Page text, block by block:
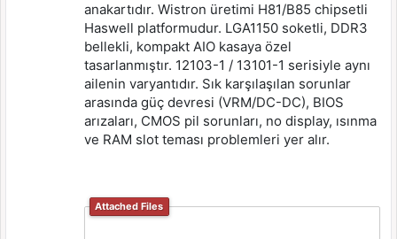
anakartıdır. Wistron üretimi H81/B85 chipsetli
Haswell platformudur. LGA1150 soketli, DDR3
bellekli, kompakt AIO kasaya özel
tasarlanmıştır. 12103-1 / 13101-1 serisiyle aynı
ailenin varyantıdır. Sık karşılaşılan sorunlar
arasında güç devresi (VRM/DC-DC), BIOS
arızaları, CMOS pil sorunları, no display, ısınma
ve RAM slot teması problemleri yer alır.
Attached Files